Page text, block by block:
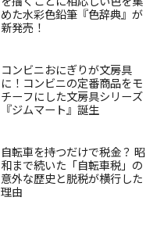
めた水彩色鉛筆『色辞典』が
新発売！
コンビニおにぎりが文房具
に！コンビニの定番商品をモ
チーフにした文房具シリーズ
『ジムマート』誕生
自転車を持つだけで税金？ 昭
和まで続いた「自転車税」の
意外な歴史と脱税が横行した
理由